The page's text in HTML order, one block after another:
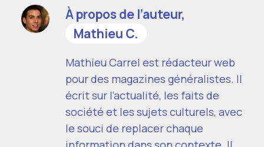
À propos de l’auteur,
Mathieu C.
Mathieu Carrel est rédacteur web
pour des magazines généralistes. Il
écrit sur l’actualité, les faits de
société et les sujets culturels, avec
le souci de replacer chaque